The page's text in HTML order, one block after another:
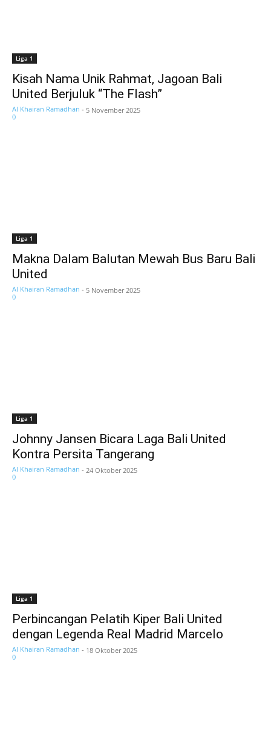
Liga 1
Kisah Nama Unik Rahmat, Jagoan Bali
United Berjuluk “The Flash”
Al Khairan Ramadhan - 5 November 2025
0
Liga 1
Makna Dalam Balutan Mewah Bus Baru Bali
United
Al Khairan Ramadhan - 5 November 2025
0
Liga 1
Johnny Jansen Bicara Laga Bali United
Kontra Persita Tangerang
Al Khairan Ramadhan - 24 Oktober 2025
0
Liga 1
Perbincangan Pelatih Kiper Bali United
dengan Legenda Real Madrid Marcelo
Al Khairan Ramadhan - 18 Oktober 2025
0